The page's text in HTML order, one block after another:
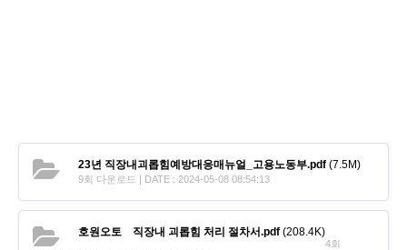
23년 직장내괴롭힘예방대응매뉴얼_고용노동부.pdf (7.5M)
9회 다운로드 | DATE : 2024-05-08 08:54:13
호원오토 직장내 괴롭힘 처리 절차서.pdf (208.4K)
4회